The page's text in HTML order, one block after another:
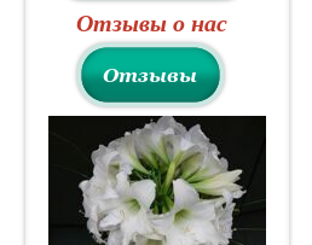
Отзывы о нас